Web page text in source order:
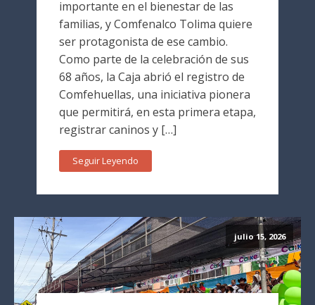
importante en el bienestar de las
familias, y Comfenalco Tolima quiere
ser protagonista de ese cambio.
Como parte de la celebración de sus
68 años, la Caja abrió el registro de
Comfehuellas, una iniciativa pionera
que permitirá, en esta primera etapa,
registrar caninos y […]
Seguir Leyendo
julio 15, 2026